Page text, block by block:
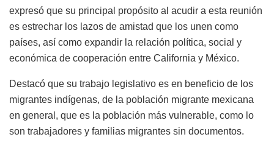
expresó que su principal propósito al acudir a esta reunión
es estrechar los lazos de amistad que los unen como
países, así como expandir la relación política, social y
económica de cooperación entre California y México.
Destacó que su trabajo legislativo es en beneficio de los
migrantes indígenas, de la población migrante mexicana
en general, que es la población más vulnerable, como lo
son trabajadores y familias migrantes sin documentos.